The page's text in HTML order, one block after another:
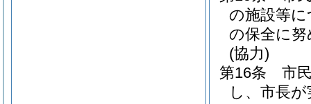
の施設等
の保全に
(協力)
第16条
市
し、市長